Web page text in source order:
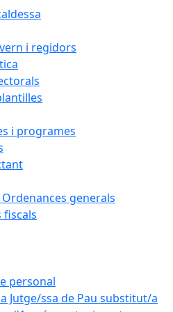
i regidors
i programes
generals
fiscals
personal
Jutge/ssa de Pau substitut/a